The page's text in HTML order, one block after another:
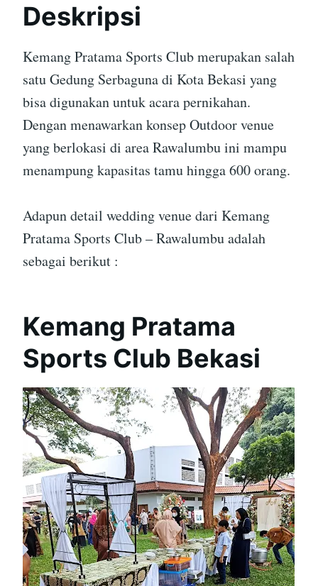
Deskripsi
Kemang Pratama Sports Club merupakan salah
satu Gedung Serbaguna di Kota Bekasi yang
bisa digunakan untuk acara pernikahan.
Dengan menawarkan konsep Outdoor venue
yang berlokasi di area Rawalumbu ini mampu
menampung kapasitas tamu hingga 600 orang.
Adapun detail wedding venue dari Kemang
Pratama Sports Club – Rawalumbu adalah
sebagai berikut :
Kemang Pratama
Sports Club Bekasi